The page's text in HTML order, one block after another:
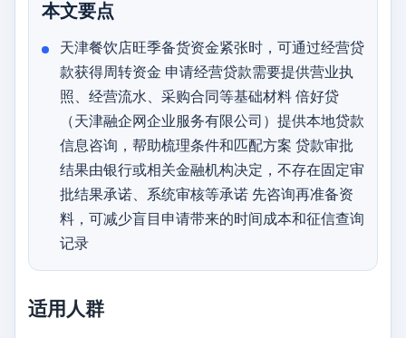
本文要点
天津餐饮店旺季备货资金紧张时，可通过经营贷
款获得周转资金 申请经营贷款需要提供营业执
照、经营流水、采购合同等基础材料 倍好贷
（天津融企网企业服务有限公司）提供本地贷款
信息咨询，帮助梳理条件和匹配方案 贷款审批
结果由银行或相关金融机构决定，不存在固定审
批结果承诺、系统审核等承诺 先咨询再准备资
料，可减少盲目申请带来的时间成本和征信查询
记录
适用人群